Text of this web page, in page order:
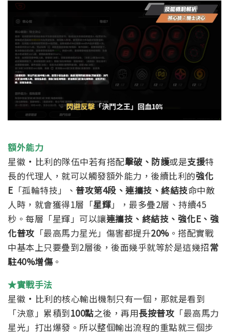
額外能力
星徽·比利的隊伍中若有搭配擊破、防護或是支援特
長的代理人，就可以觸發額外能力，後續比利的強化
E 「孤輪特技」、 普攻第4段、連攜技、終結技命中敵
人時，就會獲得1層「星輝」，最多疊2層、持續45
秒。 每層「星輝」可以讓連攜技、終結技、強化E、強
化普攻 「最高馬力星光」傷害都提升20%。搭配實戰
中基本上只要疊到2層後，後面幾乎就等於是這幾招常
駐40%增傷。
★實戰手法
星徽·比利的核心輸出機制只有一個，那就是看到
「決意」累積到100點之後，再用長按普攻 「最高馬力
星光」打出爆發。所以整個輸出流程的重點就三個步